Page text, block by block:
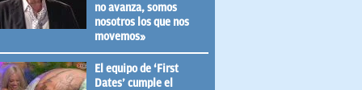
no avanza, somos
nosotros los que nos
movemos»
El equipo de ‘First
Dates’ cumple el